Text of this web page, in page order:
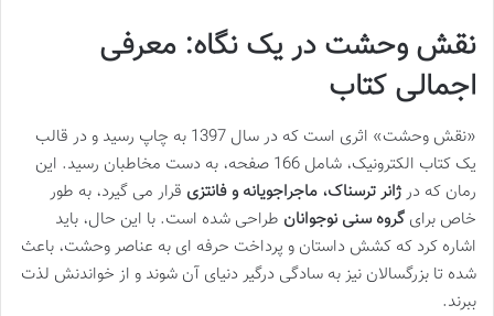
نقش وحشت در یک نگاه: معرفی
اجمالی کتاب
«نقش وحشت» اثری است که در سال 1397 به چاپ رسید و در قالب
یک کتاب الکترونیک، شامل 166 صفحه، به دست مخاطبان رسید. این
رمان که در ژانر ترسناک، ماجراجویانه و فانتزی قرار می گیرد، به طور
خاص برای گروه سنی نوجوانان طراحی شده است. با این حال، باید
اشاره کرد که کشش داستان و پرداخت حرفه ای به عناصر وحشت، باعث
شده تا بزرگسالان نیز به سادگی درگیر دنیای آن شوند و از خواندنش لذت
ببرند.